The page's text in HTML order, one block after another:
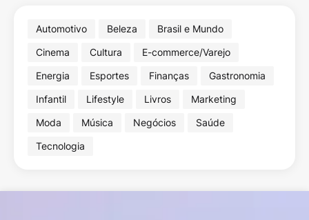
Automotivo Beleza
Brasil e Mundo
Cinema
Cultura
E-commerce/Varejo
Energia
Esportes Finanças
Gastronomia
Infantil
Lifestyle Livros
Marketing
Moda
Música Negócios
Saúde
Tecnologia